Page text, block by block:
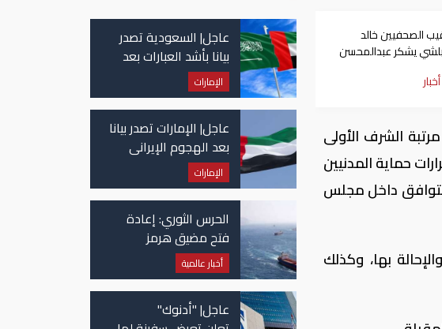
الصحفيين خالد
يشكر عبدالمحسن
مشاركته خلقت
أجواءً تنافسية حقيقية
أخبار
الشرف الأولى
حماية المدنيين
داخل مجلس
بها، وكذلك
عاجل| السعودية تصدر
بيانا بأشد العبارات بعد
استهداف إيران لناقلة
إماراتية
الإمارات
عاجل| الإمارات تصدر بيانا
بعد الهجوم الإيراني
على سفينة تابعة
لـ"أدنوك"
الإمارات
الحرس الثوري: إعادة
فتح مضيق هرمز
مرهونة بقبول واشنطن
الكامل لشروط طهران
أخبار عالمية
عاجل| "أدنوك"